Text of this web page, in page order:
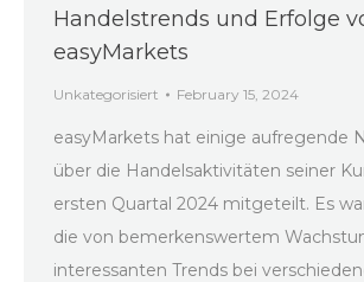
Handelstrends und Erfolge
easyMarkets
Unkategorisiert February 15, 2024
easyMarkets hat einige aufregende
über die Handelsaktivitäten seiner
ersten Quartal 2024 mitgeteilt. Es
die von bemerkenswertem
interessanten Trends bei